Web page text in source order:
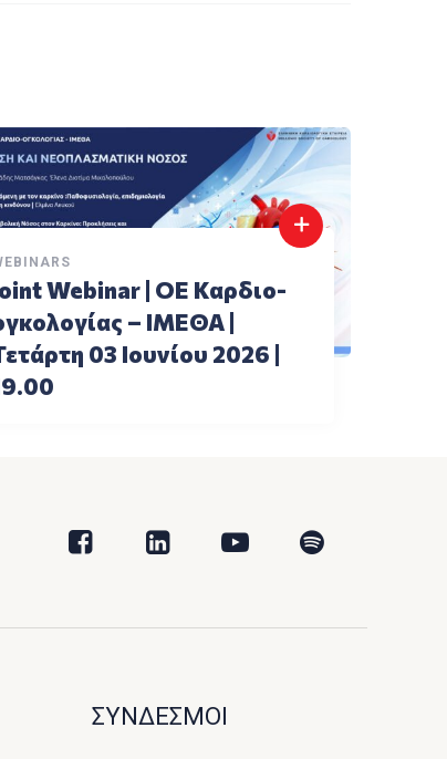
Webinar | ΟΕ Καρδιο-
– ΙΜΕΘΑ |
03 Ιουνίου 2026 |
ΣΥΝΔΕΣΜΟΙ